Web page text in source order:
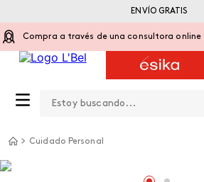
Compra a través de una consultora online
ENVÍO GRATIS
Cuidado Personal